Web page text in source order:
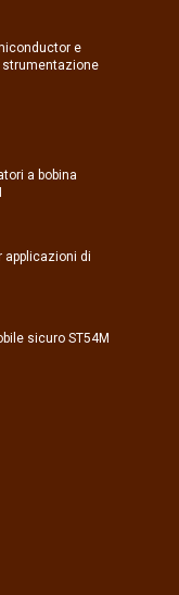
e
strumentazione
a bobina
applicazioni di
sicuro ST54M